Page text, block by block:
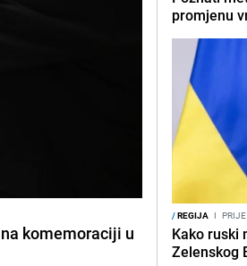
komemoraciji u
promjenu
/REGIJA I
Kako ruski
Zelenskog